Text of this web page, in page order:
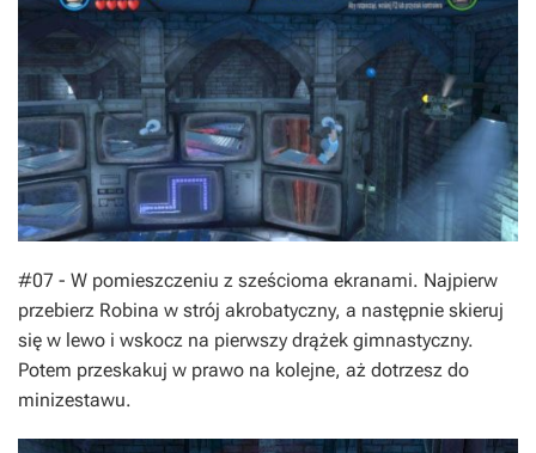
#07 - W pomieszczeniu z sześcioma ekranami. Najpierw
przebierz Robina w strój akrobatyczny, a następnie skieruj
się w lewo i wskocz na pierwszy drążek gimnastyczny.
Potem przeskakuj w prawo na kolejne, aż dotrzesz do
minizestawu.